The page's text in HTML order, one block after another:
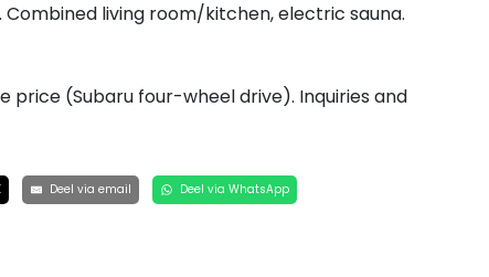
living room/kitchen, electric sauna.
(Subaru four-wheel drive). Inquiries and
Deel via email Deel via WhatsApp